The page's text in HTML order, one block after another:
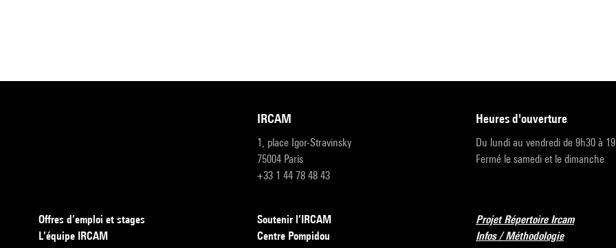
IRCAM
1, place Igor-Stravinsky
75004 Paris
+33 1 44 78 48 43
heures d'ouverture
Du lundi au vendredi de 9h30 à
Fermé le samedi et le dimanche
Offres d’emploi et stages
L’équipe IRCAM
Soutenir l’IRCAM
Centre Pompidou
Projet Répertoire Ircam
Infos / Méthodologie